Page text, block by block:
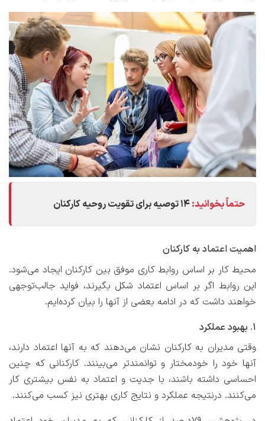
حتماً بخوانید:۱۴ توصیه برای تقویت روحیه کارکنان
اهمیت اعتماد به کارکنان
محیط کار بر اساس روابط کاری موفق بین کارکنان ایجاد می‌شود.
این روابط اگر بر اساس اعتماد شکل بگیرند، فواید جالب‌توجهی
خواهند داشت که در ادامه بعضی از آنها را بیان کرده‌ایم.
۱. بهبود عملکرد
وقتی مدیران به کارکنان نشان می‌دهند که به آنها اعتماد دارند،
آنها خود را خودمختار و توانمندتر می‌بینند. کارکنانی که چنین
احساسی داشته باشند، با جدیت و اعتماد به نفس بیشتری کار
می‌کنند. درنتیجه عملکرد و نتایج کاری بهتری نیز کسب می‌کنند.